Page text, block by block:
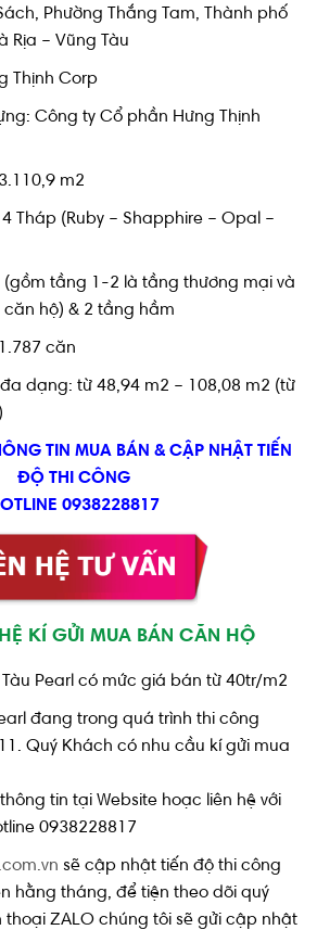
Phường Thắng Tam, Thành phố
Rịa – Vũng Tàu
Thịnh Corp
Công ty Cổ phần Hưng Thịnh
m2
Tháp (Ruby – Shapphire – Opal –
(gồm tầng 1-2 là tầng thương mại và
hộ) & 2 tầng hầm
căn
dạng: từ 48,94 m2 – 108,08 m2 (từ
TIN MUA BÁN & CẬP NHẬT TIẾN
ĐỘ THI CÔNG
0938228817
KÍ GỬI MUA BÁN CĂN HỘ
Pearl có mức giá bán từ 40tr/m2
đang trong quá trình thi công
Quý Khách có nhu cầu kí gửi mua
tin tại Website hoạc liên hệ với
0938228817
sẽ cập nhật tiến độ thi công
hằng tháng, để tiện theo dõi quý
thoại ZALO chúng tôi sẽ gửi cập nhật